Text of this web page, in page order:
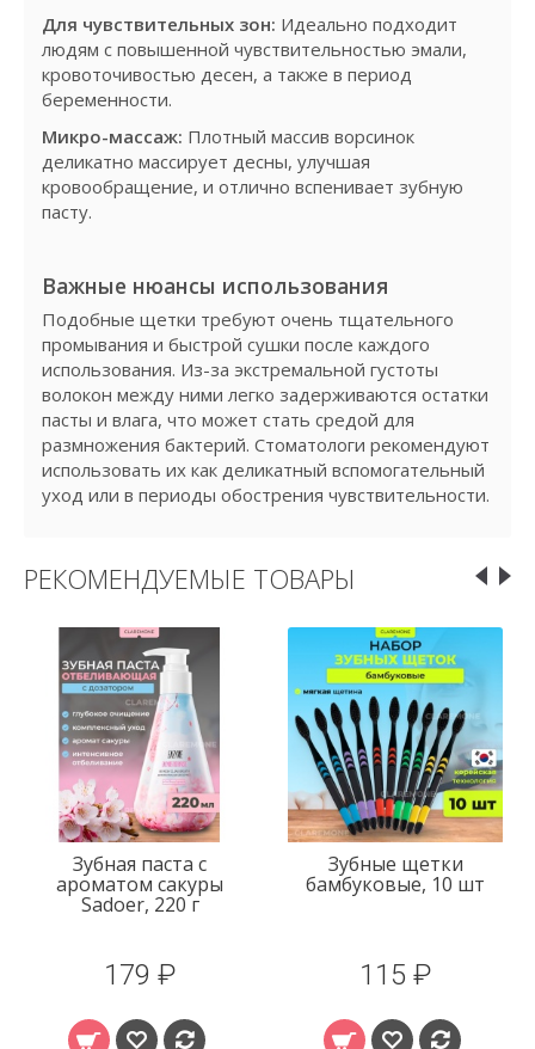
Для чувствительных зон: Идеально подходит
людям с повышенной чувствительностью эмали,
кровоточивостью десен, а также в период
беременности.
Микро-массаж: Плотный массив ворсинок
деликатно массирует десны, улучшая
кровообращение, и отлично вспенивает зубную
пасту.
Важные нюансы использования
Подобные щетки требуют очень тщательного
промывания и быстрой сушки после каждого
использования. Из-за экстремальной густоты
волокон между ними легко задерживаются остатки
пасты и влага, что может стать средой для
размножения бактерий. Стоматологи рекомендуют
использовать их как деликатный вспомогательный
уход или в периоды обострения чувствительности.
РЕКОМЕНДУЕМЫЕ ТОВАРЫ
Зубная паста с
ароматом сакуры
Sadoer, 220 г
179 ₽
Зубные щетки
бамбуковые, 10 шт
115 ₽